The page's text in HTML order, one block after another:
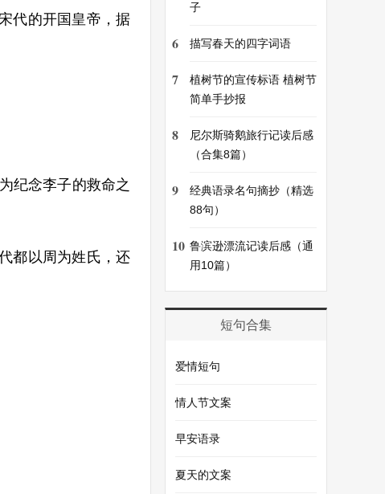
代的开国皇帝，据
纪念李子的救命之
都以周为姓氏，还
子
6 描写春天的四字词语
7
植树节的宣传标语 植树节
简单手抄报
8
尼尔斯骑鹅旅行记读后感
（合集8篇）
9
经典语录名句摘抄（精选
88句）
10 鲁滨逊漂流记读后感（通
用10篇）
短句合集
爱情短句
情人节文案
早安语录
夏天的文案